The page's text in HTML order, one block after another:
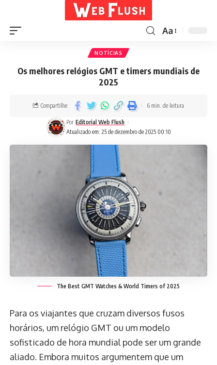
Aa
NOTÍCIAS
Os melhores relógios GMT e timers mundiais de
2025
Atualizado em: 25 de dezembro de 2025 00:10
Por Editorial Web Flush
Compartilhe 6 min. de leitura
The Best GMT Watches & World Timers of 2025
Para os viajantes que cruzam diversos fusos
horários, um relógio GMT ou um modelo
sofisticado de hora mundial pode ser um grande
aliado. Embora muitos argumentem que um